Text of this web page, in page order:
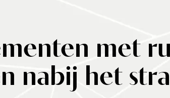
met
nabij het